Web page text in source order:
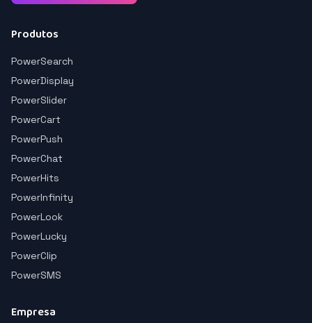
Produtos
PowerSearch
PowerDisplay
PowerSlider
PowerCart
PowerPush
PowerChat
PowerHits
PowerInfinity
PowerLook
PowerLucky
PowerClip
PowerSMS
Empresa